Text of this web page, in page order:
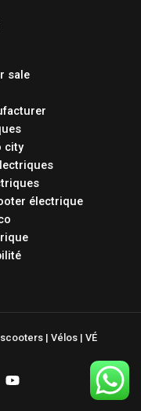
sale
city
électrique
| Vélos | VÉ